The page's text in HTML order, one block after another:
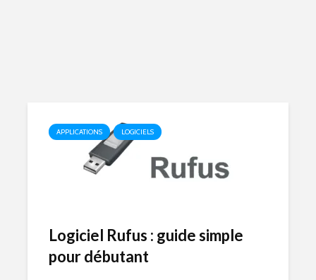
APPLICATIONS LOGICIELS
Logiciel Rufus : guide simple
pour débutant